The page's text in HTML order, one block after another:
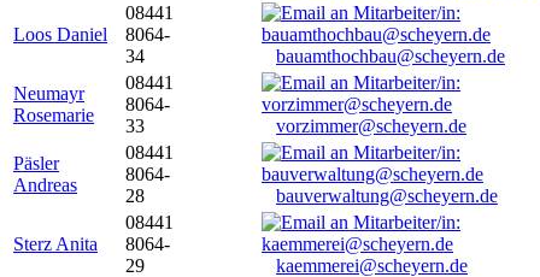
Loos Daniel
08441
8064-
34
bauamthochbau@scheyern.de
Neumayr
Rosemarie
08441
8064-
33
vorzimmer@scheyern.de
Päsler
Andreas
08441
8064-
28
bauverwaltung@scheyern.de
Sterz Anita
08441
8064-
29
kaemmerei@scheyern.de